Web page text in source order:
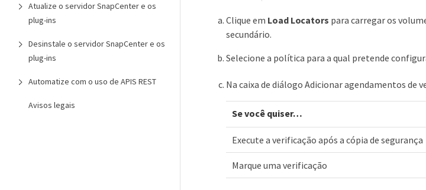
Atualize o servidor SnapCenter e os
plug-ins
Desinstale o servidor SnapCenter e os
plug-ins
Automatize com o uso de APIS REST
Avisos legais
Clique em Load Locators para carregar os
secundário.
Selecione a política para a qual pretende
Na caixa de diálogo Adicionar agendamentos de
Se você quiser…​
Execute a verificação após a cópia de segurança
Marque uma verificação